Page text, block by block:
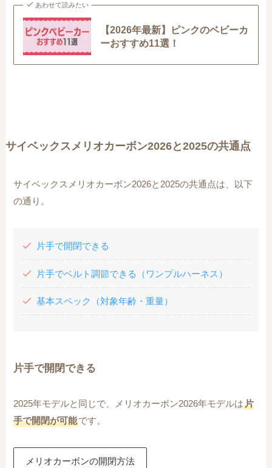
あわせて読みたい
【2026年最新】ピンクのベビーカ
ーおすすめ11選！
サイベックスメリオカーボン2026と2025の共通点
サイベックスメリオカーボン2026と2025の共通点は、以下
の通り。
片手で開閉できる
片手でベルト調節できる（ワンプルハーネス）
基本スペック（対象年齢・重量）
片手で開閉できる
2025年モデルと同じで、メリオカーボン2026年モデルは片
手で開閉が可能です。
メリオカーボンの開閉方法